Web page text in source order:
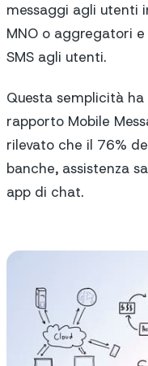
messaggi agli utenti
MNO o aggregatori e
SMS agli utenti.
Questa semplicità
rapporto Mobile
rilevato che il 76%
banche, assistenza
app di chat.